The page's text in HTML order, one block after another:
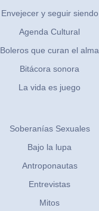
Envejecer y seguir siendo
Agenda Cultural
Boleros que curan el alma
Bitácora sonora
La vida es juego
Soberanías Sexuales
Bajo la lupa
Antroponautas
Entrevistas
Mitos